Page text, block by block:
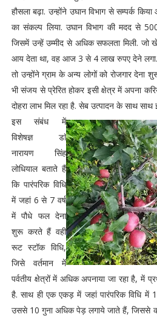
हौसला बढ़ा. उन्होंने उघान विभाग से सम्पर्क
का संकल्प लिया. उघान विभाग की मदद से
जिसमें उन्हें उम्मीद से अधिक सफलता मिली. जो
आय देता था, वह आज 3 से 4 लाख रुपए देने लगा.
तो उन्होंने ग्राम के अन्य लोगों को रोजगार देना
भी संजय से प्रेरित होकर इसी क्षेत्र में अपना
दोहरा लाभ मिल रहा है. सेब उत्पादन के साथ साथ
इस संबंध में
विशेषज्ञ डाॅ
नारायण सिंह
लोधियाल बताते हैं
कि पारंपरिक विधि
में जहां 6 से 7 वर्ष
में पौधे फल देना
शुरू करते हैं वहीं
रूट स्टॉक विधि,
जिसे वर्तमान में
पर्वतीय क्षेत्रों में अधिक अपनाया जा रहा है, में
है. साथ ही एक एकड़ में जहां पारंपरिक विधि
उससे 10 गुना अधिक पेड़ लगाये जाते हैं, जिससे